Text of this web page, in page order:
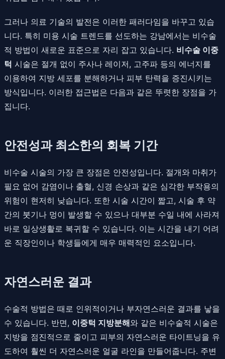
그러나 의료 기술의 발전은 이러한 패러다임을 바꾸고 있습
니다. 특히 미용 시술 트렌드를 선도하는 강남에서는 비수술
적 방법이 새로운 표준으로 자리 잡고 있습니다. 비수술 이중
턱 시술은 절개 없이 주사나 레이저, 고주파 등의 에너지를
이용하여 지방 세포를 분해하거나 피부 탄력을 증진시키는
방식입니다. 이러한 접근법은 다음과 같은 뚜렷한 장점을 가
집니다.
안전성과 최소한의 회복 기간
비수술 시술의 가장 큰 장점은 안전성입니다. 절개와 마취가
필요 없어 감염이나 출혈, 신경 손상과 같은 심각한 부작용의
위험이 현저히 낮습니다. 또한 시술 시간이 짧고, 시술 후 약
간의 붓기나 멍이 발생할 수 있으나 대부분 수일 내에 사라져
바로 일상생활로 복귀할 수 있습니다. 이는 시간을 내기 어려
운 직장인이나 학생들에게 매우 매력적인 요소입니다.
자연스러운 결과
수술적 방법은 때로 인위적이거나 부자연스러운 결과를 낳을
수 있습니다. 반면, 이중턱 지방분해와 같은 비수술적 시술은
지방을 점진적으로 줄이고 피부의 자연스러운 타이트닝을 유
도하여 훨씬 더 자연스러운 얼굴 라인을 만들어줍니다. 주변